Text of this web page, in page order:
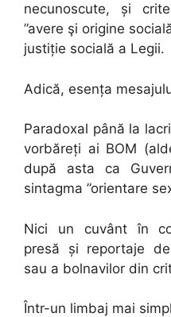
necunoscute, și
”avere şi origine
justiție socială a Legii.
Adică, esența
Paradoxal până la
vorbăreți ai BOM
după asta ca
sintagma ”orientare
Nici un cuvânt în
presă și reportaje
sau a bolnavilor din
Într-un limbaj mai